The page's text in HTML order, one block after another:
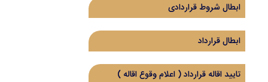
ابطال شروط قراردادی
ابطال قرارداد
تایید اقاله قرارداد ( اعلام وقوع اقاله )